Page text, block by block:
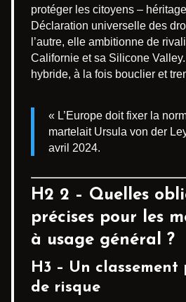
protéger les citoyens –
Déclaration universelle des
l’autre, elle ambitionne de
Californie et sa Silicone
hybride, à la fois bouclier et
« L’Europe doit fixer la
martelait Ursula von der
avril 2024.
H2 2 – Quelles
précises pour les
à usage général ?
H3 – Un
de risque